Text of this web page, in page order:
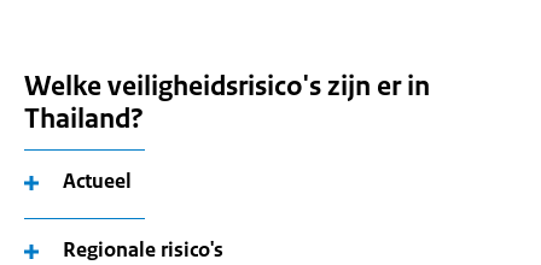
Welke veiligheidsrisico's zijn er in
Thailand?
Actueel
Regionale risico's